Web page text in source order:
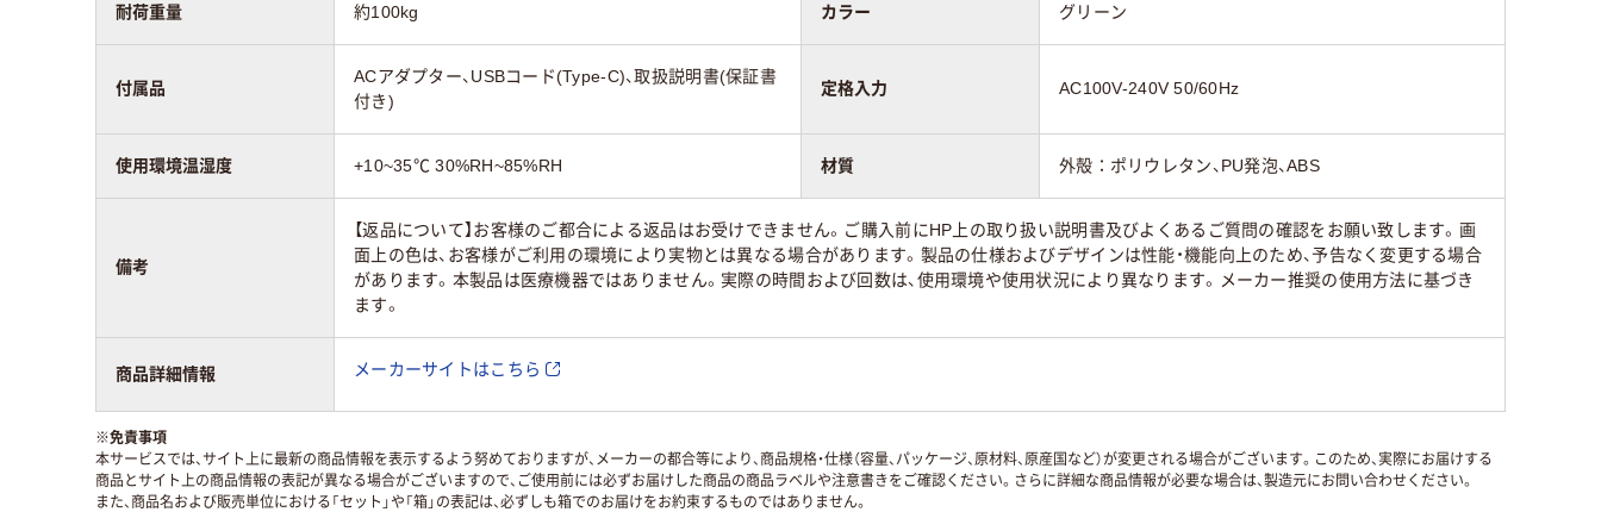
耐荷重量 約100kg カラー グリーン
付属品
ACアダプター、USBコード(Type-C)、取扱説明書(保証書
付き)
定格入力 AC100V-240V 50/60Hz
使用環境温湿度 +10~35℃ 30%RH~85%RH 材質 外殻：ポリウレタン、PU発泡、ABS
備考
【返品について】お客様のご都合による返品はお受けできません。ご購入前にHP上の取り扱い説明書及びよくあるご質問の確認をお願い致します。画
面上の色は、お客様がご利用の環境により実物とは異なる場合があります。製品の仕様およびデザインは性能・機能向上のため、予告なく変更する場合
があります。本製品は医療機器ではありません。実際の時間および回数は、使用環境や使用状況により異なります。メーカー推奨の使用方法に基づき
ます。
商品詳細情報 メーカーサイトはこちら
※免責事項
本サービスでは、サイト上に最新の商品情報を表示するよう努めておりますが、メーカーの都合等により、商品規格・仕様（容量、パッケージ、原材料、原産国など）が変更される場合がございます。このため、実際にお届けする
商品とサイト上の商品情報の表記が異なる場合がございますので、ご使用前には必ずお届けした商品の商品ラベルや注意書きをご確認ください。さらに詳細な商品情報が必要な場合は、製造元にお問い合わせください。
また、商品名および販売単位における「セット」や「箱」の表記は、必ずしも箱でのお届けをお約束するものではありません。